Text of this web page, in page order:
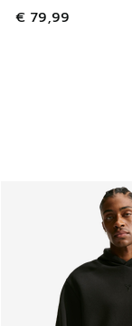
€ 79,99